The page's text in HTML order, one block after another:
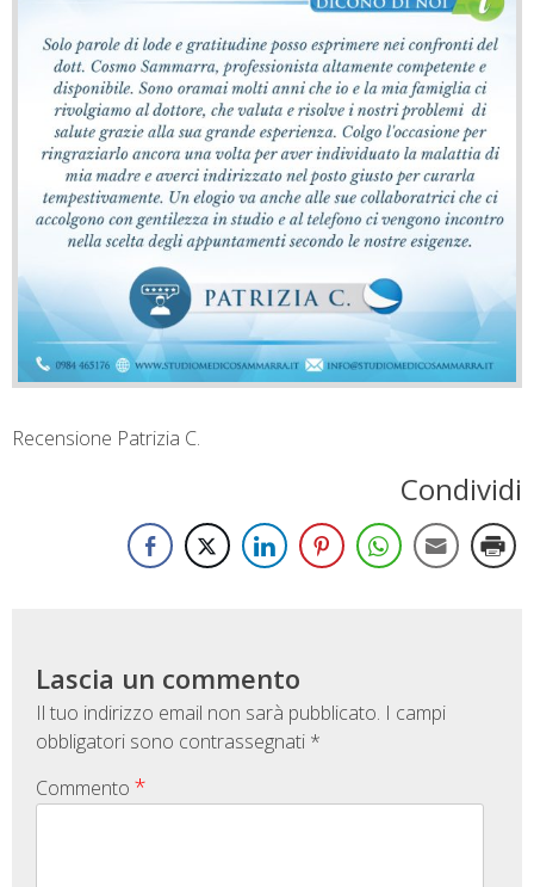
Recensione Patrizia C.
Condividi
Lascia un commento
Il tuo indirizzo email non sarà pubblicato. I campi
obbligatori sono contrassegnati *
Commento *